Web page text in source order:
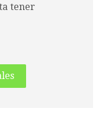
tener